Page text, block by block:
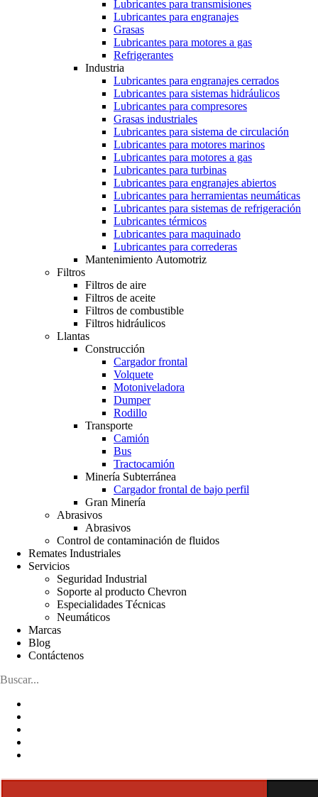
Lubricantes para transmisiones
Lubricantes para engranajes
Grasas
Lubricantes para motores a gas
Refrigerantes
Industria
Lubricantes para engranajes cerrados
Lubricantes para sistemas hidráulicos
Lubricantes para compresores
Grasas industriales
Lubricantes para sistema de circulación
Lubricantes para motores marinos
Lubricantes para motores a gas
Lubricantes para turbinas
Lubricantes para engranajes abiertos
Lubricantes para herramientas neumáticas
Lubricantes para sistemas de refrigeración
Lubricantes térmicos
Lubricantes para maquinado
Lubricantes para correderas
Mantenimiento Automotriz
Filtros
Filtros de aire
Filtros de aceite
Filtros de combustible
Filtros hidráulicos
Llantas
Construcción
Cargador frontal
Volquete
Motoniveladora
Dumper
Rodillo
Transporte
Camión
Bus
Tractocamión
Minería Subterránea
Cargador frontal de bajo perfil
Gran Minería
Abrasivos
Abrasivos
Control de contaminación de fluidos
Remates Industriales
Servicios
Seguridad Industrial
Soporte al producto Chevron
Especialidades Técnicas
Neumáticos
Marcas
Blog
Contáctenos